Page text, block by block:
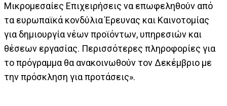
Μικρομεσαίες Επιχειρήσεις να επωφεληθούν από
τα ευρωπαϊκά κονδύλια Έρευνας και Καινοτομίας
για δημιουργία νέων προϊόντων, υπηρεσιών και
θέσεων εργασίας. Περισσότερες πληροφορίες για
το πρόγραμμα θα ανακοινωθούν τον Δεκέμβριο με
την πρόσκληση για προτάσεις».